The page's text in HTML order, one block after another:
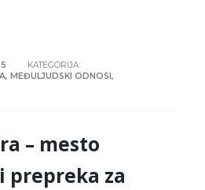
KATEGORIJA:
, MEĐULJUDSKI ODNOSI ,
– mesto
za